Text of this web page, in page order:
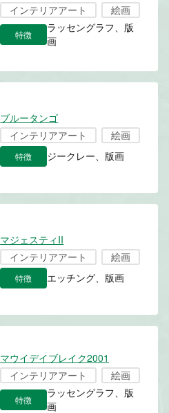
インテリアアート
絵画
特徴
ラッセングラフ、版
画
ブルータンゴ
インテリアアート
絵画
特徴 ジークレー、版画
マジェスティII
インテリアアート
絵画
特徴 エッチング、版画
マウイデイブレイク2001
インテリアアート
絵画
特徴
ラッセングラフ、版
画